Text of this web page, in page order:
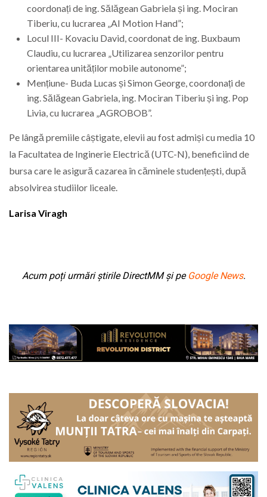
coordonați de ing. Sălăgean Gabriela și ing. Mociran
Tiberiu, cu lucrarea „AI Motion Hand”;
Locul III- Kovaciu David, coordonat de ing. Buxbaum
Claudiu, cu lucrarea „Utilizarea senzorilor pentru
orientarea unităților mobile autonome”;
Mențiune- Buda Lucas și Simon George, coordonați de
ing. Sălăgean Gabriela, ing. Mociran Tiberiu și ing. Pop
Livia, cu lucrarea „AGROBOB”.
Pe lângă premiile câștigate, elevii au fost admiși cu media 10
la Facultatea de Inginerie Electrică (UTC-N), beneficiind de
bursa care le asigură cazarea în căminele studențești, după
absolvirea studiilor liceale.
Larisa Viragh
Acum poți urmări știrile DirectMM și pe Google News.